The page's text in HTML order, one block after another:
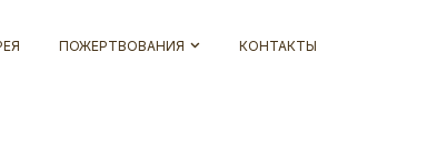
ПОЖЕРТВОВАНИЯ КОНТАКТЫ